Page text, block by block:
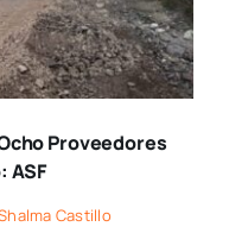
Proveedores
ASF
Castillo